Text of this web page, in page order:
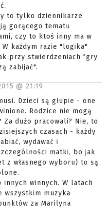
to tylko dziennikarze
gorącego tematu
czy to ktoś inny ma w
każdym razie "logika"
przy stwierdzeniach "gry
zabijać".
@ 21:19
Dzieci są głupie - one
Rodzice nie mogą
Za dużo pracowali? Nie, to
czasach - każdy
wydawać i
matki, bo jak
z własnego wyboru) to są
innych winnych. W latach
wszystkim muzyka
za Marilyna